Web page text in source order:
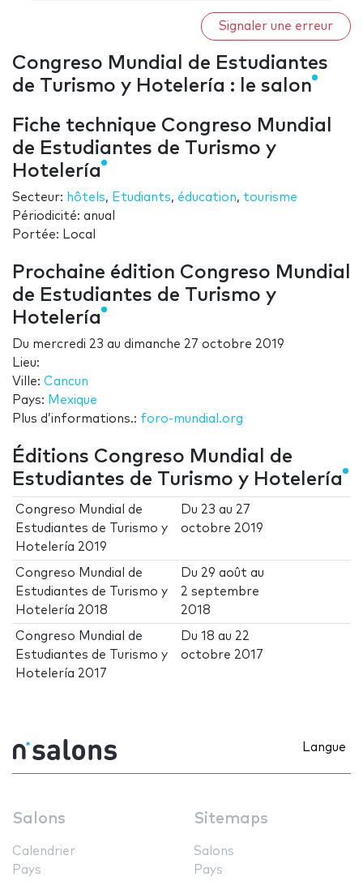
Signaler une erreur
Congreso Mundial de Estudiantes
de Turismo y Hotelería : le salon
Fiche technique Congreso Mundial
de Estudiantes de Turismo y
Hotelería
Secteur: hôtels, Etudiants, éducation, tourisme
Périodicité: anual
Portée: Local
Prochaine édition Congreso Mundial
de Estudiantes de Turismo y
Hotelería
Du mercredi 23 au dimanche 27 octobre 2019
Lieu:
Ville: Cancun
Pays: Mexique
Plus d’informations.: foro-mundial.org
Éditions Congreso Mundial de
Estudiantes de Turismo y Hotelería
Congreso Mundial de
Estudiantes de Turismo y
Hotelería 2019
Du 23 au 27
octobre 2019
Congreso Mundial de
Estudiantes de Turismo y
Hotelería 2018
Du 29 août au
2 septembre
2018
Congreso Mundial de
Estudiantes de Turismo y
Hotelería 2017
Du18 au 22
octobre 2017
Langue
Salons
Calendrier
Pays
Sitemaps
Salons
Pays